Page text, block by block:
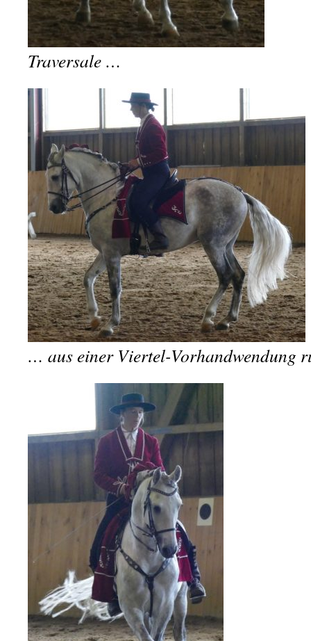
Traversale …
… aus einer Viertel-Vorhandwendung